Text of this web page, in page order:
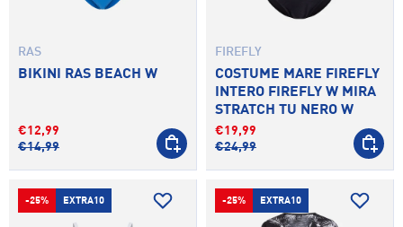
RAS
BIKINI RAS BEACH W
€12,99
€14,99
SCEGLI OPZIONI
FIREFLY
COSTUME MARE FIREFLY
INTERO FIREFLY W MIRA
STRATCH TU NERO W
€19,99
€24,99
-25% EXTRA10 -25% EXTRA10